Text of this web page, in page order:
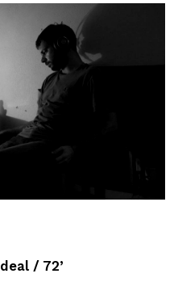
/ 72’